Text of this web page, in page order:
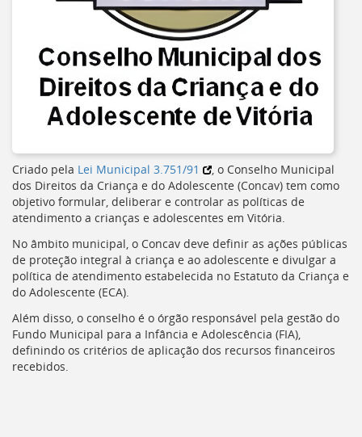
Criado pela Lei Municipal 3.751/91
, o Conselho Municipal
dos Direitos da Criança e do Adolescente (Concav) tem como
objetivo formular, deliberar e controlar as políticas de
atendimento a crianças e adolescentes em Vitória.
No âmbito municipal, o Concav deve definir as ações públicas
de proteção integral à criança e ao adolescente e divulgar a
política de atendimento estabelecida no Estatuto da Criança e
do Adolescente (ECA).
Além disso, o conselho é o órgão responsável pela gestão do
Fundo Municipal para a Infância e Adolescência (FIA),
definindo os critérios de aplicação dos recursos financeiros
recebidos.